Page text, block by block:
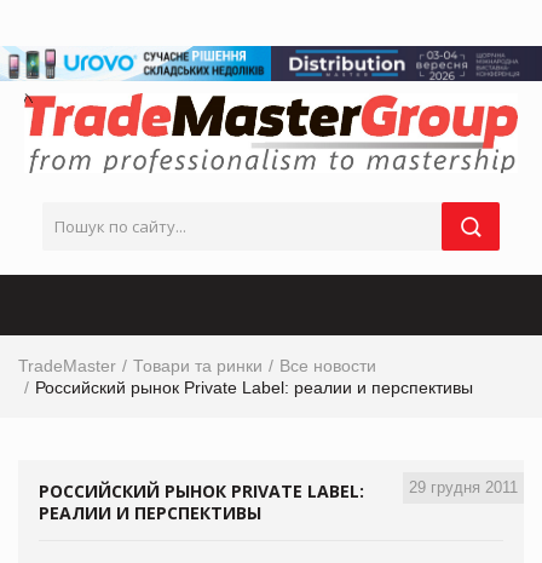
TradeMaster Товари та ринки
Все новости
Российский рынок Private Label: реалии и перспективы
29 грудня 2011
РОССИЙСКИЙ РЫНОК PRIVATE LABEL:
РЕАЛИИ И ПЕРСПЕКТИВЫ